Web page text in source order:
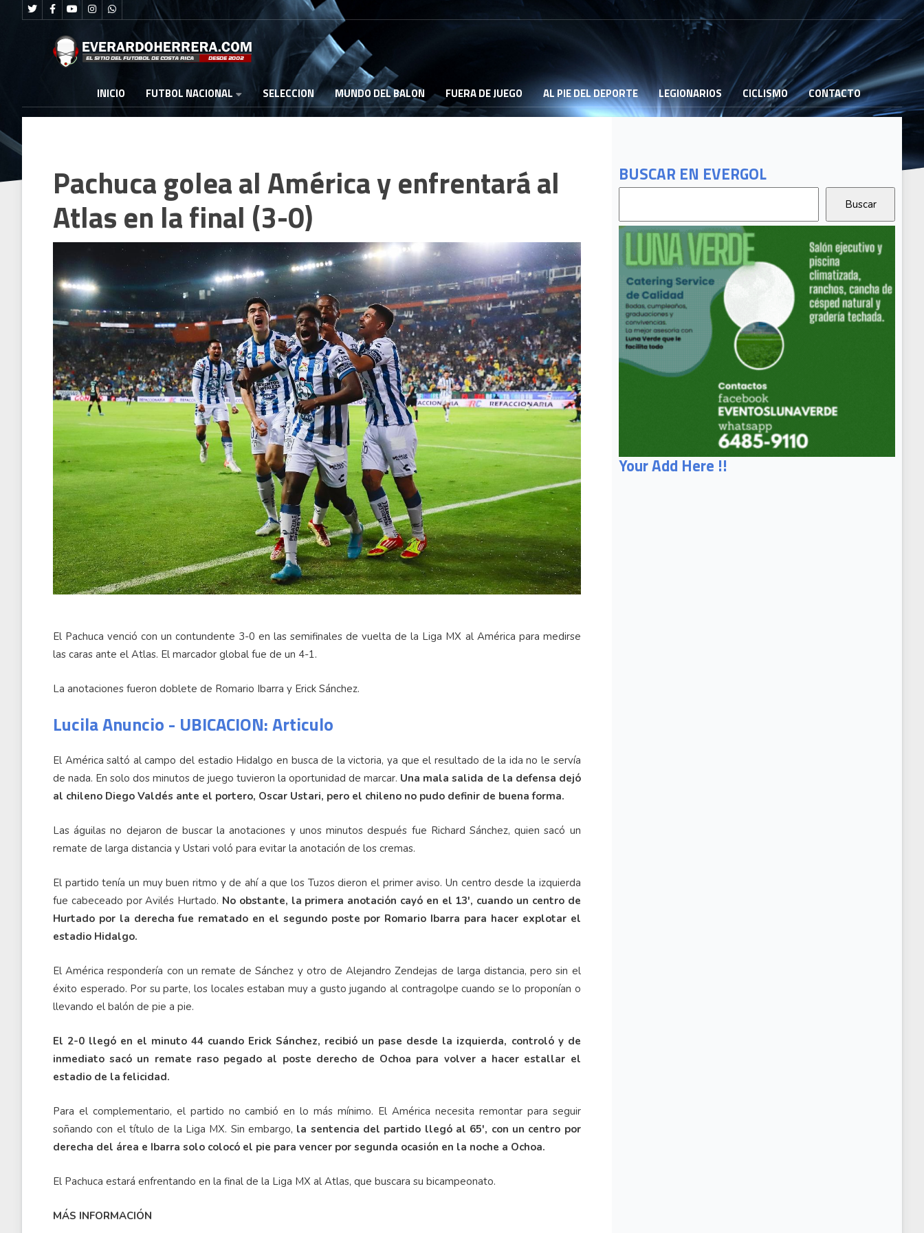
INICIO FUTBOL NACIONAL SELECCION MUNDO DEL BALON FUERA DE JUEGO AL PIE DEL DEPORTE LEGIONARIOS CICLISMO CONTACTO
BUSCAR EN EVERGOL
Your Add Here !!
Pachuca golea al América y enfrentará al
Atlas en la final (3-0)
El Pachuca venció con un contundente 3-0 en las semifinales de vuelta de la Liga MX al América para medirse
las caras ante el Atlas. El marcador global fue de un 4-1.
La anotaciones fueron doblete de Romario Ibarra y Erick Sánchez.
Lucila Anuncio - UBICACION: Articulo
El América saltó al campo del estadio Hidalgo en busca de la victoria, ya que el resultado de la ida no le servía
de nada. En solo dos minutos de juego tuvieron la oportunidad de marcar. Una mala salida de la defensa dejó
al chileno Diego Valdés ante el portero, Oscar Ustari, pero el chileno no pudo definir de buena forma.
Las águilas no dejaron de buscar la anotaciones y unos minutos después fue Richard Sánchez, quien sacó un
remate de larga distancia y Ustari voló para evitar la anotación de los cremas.
El partido tenía un muy buen ritmo y de ahí a que los Tuzos dieron el primer aviso. Un centro desde la izquierda
fue cabeceado por Avilés Hurtado. No obstante, la primera anotación cayó en el 13', cuando un centro de
Hurtado por la derecha fue rematado en el segundo poste por Romario Ibarra para hacer explotar el
estadio Hidalgo.
El América respondería con un remate de Sánchez y otro de Alejandro Zendejas de larga distancia, pero sin el
éxito esperado. Por su parte, los locales estaban muy a gusto jugando al contragolpe cuando se lo proponían o
llevando el balón de pie a pie.
El 2-0 llegó en el minuto 44 cuando Erick Sánchez, recibió un pase desde la izquierda, controló y de
inmediato sacó un remate raso pegado al poste derecho de Ochoa para volver a hacer estallar el
estadio de la felicidad.
Para el complementario, el partido no cambió en lo más mínimo. El América necesita remontar para seguir
soñando con el título de la Liga MX. Sin embargo, la sentencia del partido llegó al 65', con un centro por
derecha del área e Ibarra solo colocó el pie para vencer por segunda ocasión en la noche a Ochoa.
El Pachuca estará enfrentando en la final de la Liga MX al Atlas, que buscara su bicampeonato.
MÁS INFORMACIÓN